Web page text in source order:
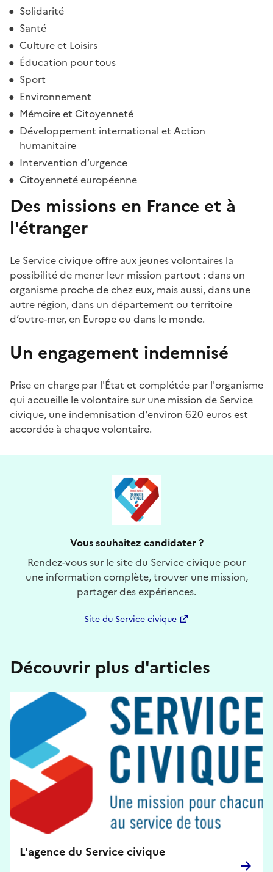
Solidarité
Santé
Culture et Loisirs
Éducation pour tous
Sport
Environnement
Mémoire et Citoyenneté
Développement international et Action
humanitaire
Intervention d’urgence
Citoyenneté européenne
Des missions en France et à
l'étranger
Le Service civique offre aux jeunes volontaires la
possibilité de mener leur mission partout : dans un
organisme proche de chez eux, mais aussi, dans une
autre région, dans un département ou territoire
d’outre-mer, en Europe ou dans le monde.
Un engagement indemnisé
Prise en charge par l'État et complétée par l'organisme
qui accueille le volontaire sur une mission de Service
civique, une indemnisation d'environ 620 euros est
accordée à chaque volontaire.
Vous souhaitez candidater ?
Rendez-vous sur le site du Service civique pour
une information complète, trouver une mission,
partager des expériences.
Site du Service civique
Découvrir plus d'articles
L'agence du Service civique